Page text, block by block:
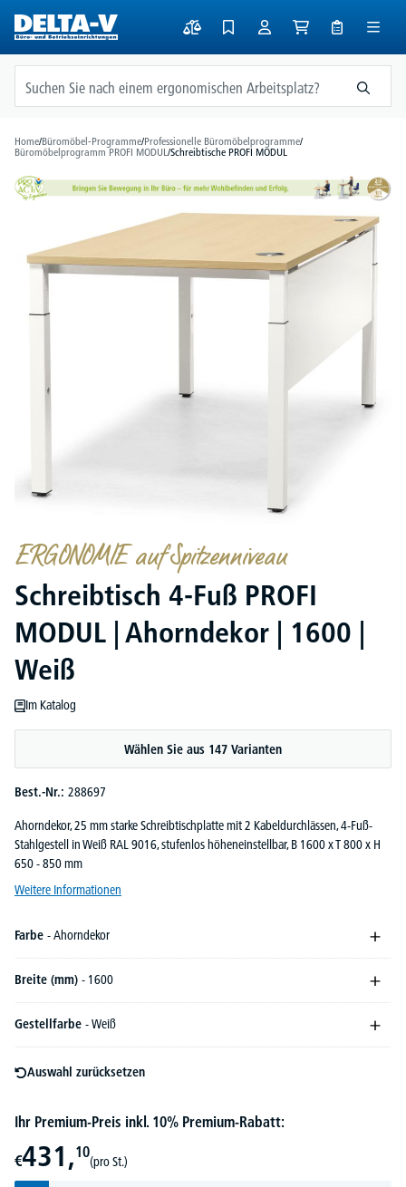
springen
Home/Büromöbel-Programme/Professionelle Büromöbelprogramme/
Büromöbelprogramm PROFI MODUL/Schreibtische PROFI MODUL
ERGONOMIE auf Spitzenniveau
Schreibtisch 4-Fuß PROFI
MODUL | Ahorndekor | 1600 |
Weiß
Im Katalog
Wählen Sie aus 147 Varianten
Best.-Nr.: 288697
Ahorndekor, 25 mm starke Schreibtischplatte mit 2 Kabeldurchlässen, 4-Fuß-
Stahlgestell in Weiß RAL 9016, stufenlos höheneinstellbar, B 1600 x T 800 x H
650 - 850 mm
Weitere Informationen
Farbe - Ahorndekor
Breite (mm) - 1600
Gestellfarbe - Weiß
Auswahl zurücksetzen
Ihr Premium-Preis inkl. 10% Premium-Rabatt:
€431,10
(pro St.)